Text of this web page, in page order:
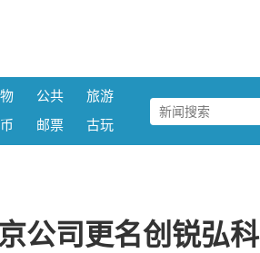
公共
旅游
邮票 古玩
公司更名创锐弘科